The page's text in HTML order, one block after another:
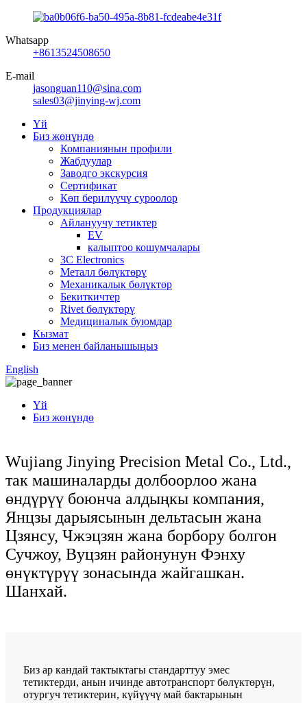
Whatsapp
+8613524508650
E-mail
jasonguan110@sina.com
sales03@jinying-wj.com
Үй
Биз жөнүндө
Компаниянын профили
Жабдуулар
Заводго экскурсия
Сертификат
Көп берилүүчү суроолор
Продукциялар
Айлануучу тетиктер
EV
калыптоо кошумчалары
3C Electronics
Металл бөлүктөрү
Механикалык бөлүктөр
Бекиткичтер
Rivet бөлүктөрү
Медициналык буюмдар
Кызмат
Биз менен байланышыңыз
English
Үй
Биз жөнүндө
Wujiang Jinying Precision Metal Co., Ltd.,
так машиналарды долбоорлоо жана
өндүрүү боюнча алдыңкы компания,
Янцзы дарыясынын дельтасын жана
Цзянсу, Чжэцзян жана борбору болгон
Сучжоу, Вуцзян районунун Фэнху
өнүктүрүү зонасында жайгашкан.
Шанхай.
Биз ар кандай тактыктагы стандарттуу эмес
тетиктерди, анын ичинде автотранспорт бөлүктөрүн,
отургуч тетиктерин, күйүүчү май бактарынын